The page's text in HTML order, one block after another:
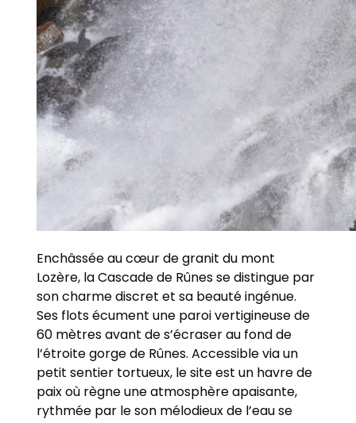
Enchâssée au cœur de granit du mont
Lozère, la Cascade de Rûnes se distingue par
son charme discret et sa beauté ingénue.
Ses flots écument une paroi vertigineuse de
60 mètres avant de s’écraser au fond de
l’étroite gorge de Rûnes. Accessible via un
petit sentier tortueux, le site est un havre de
paix où règne une atmosphère apaisante,
rythmée par le son mélodieux de l’eau se